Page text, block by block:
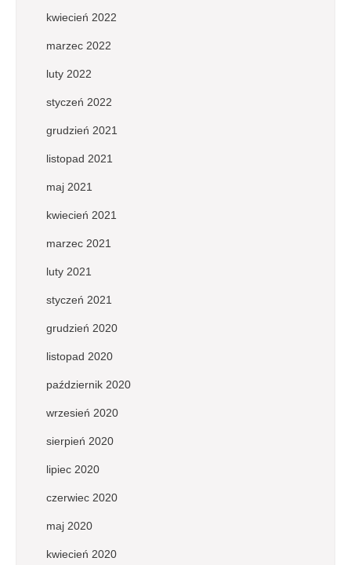
kwiecień 2022
marzec 2022
luty 2022
styczeń 2022
grudzień 2021
listopad 2021
maj 2021
kwiecień 2021
marzec 2021
luty 2021
styczeń 2021
grudzień 2020
listopad 2020
październik 2020
wrzesień 2020
sierpień 2020
lipiec 2020
czerwiec 2020
maj 2020
kwiecień 2020